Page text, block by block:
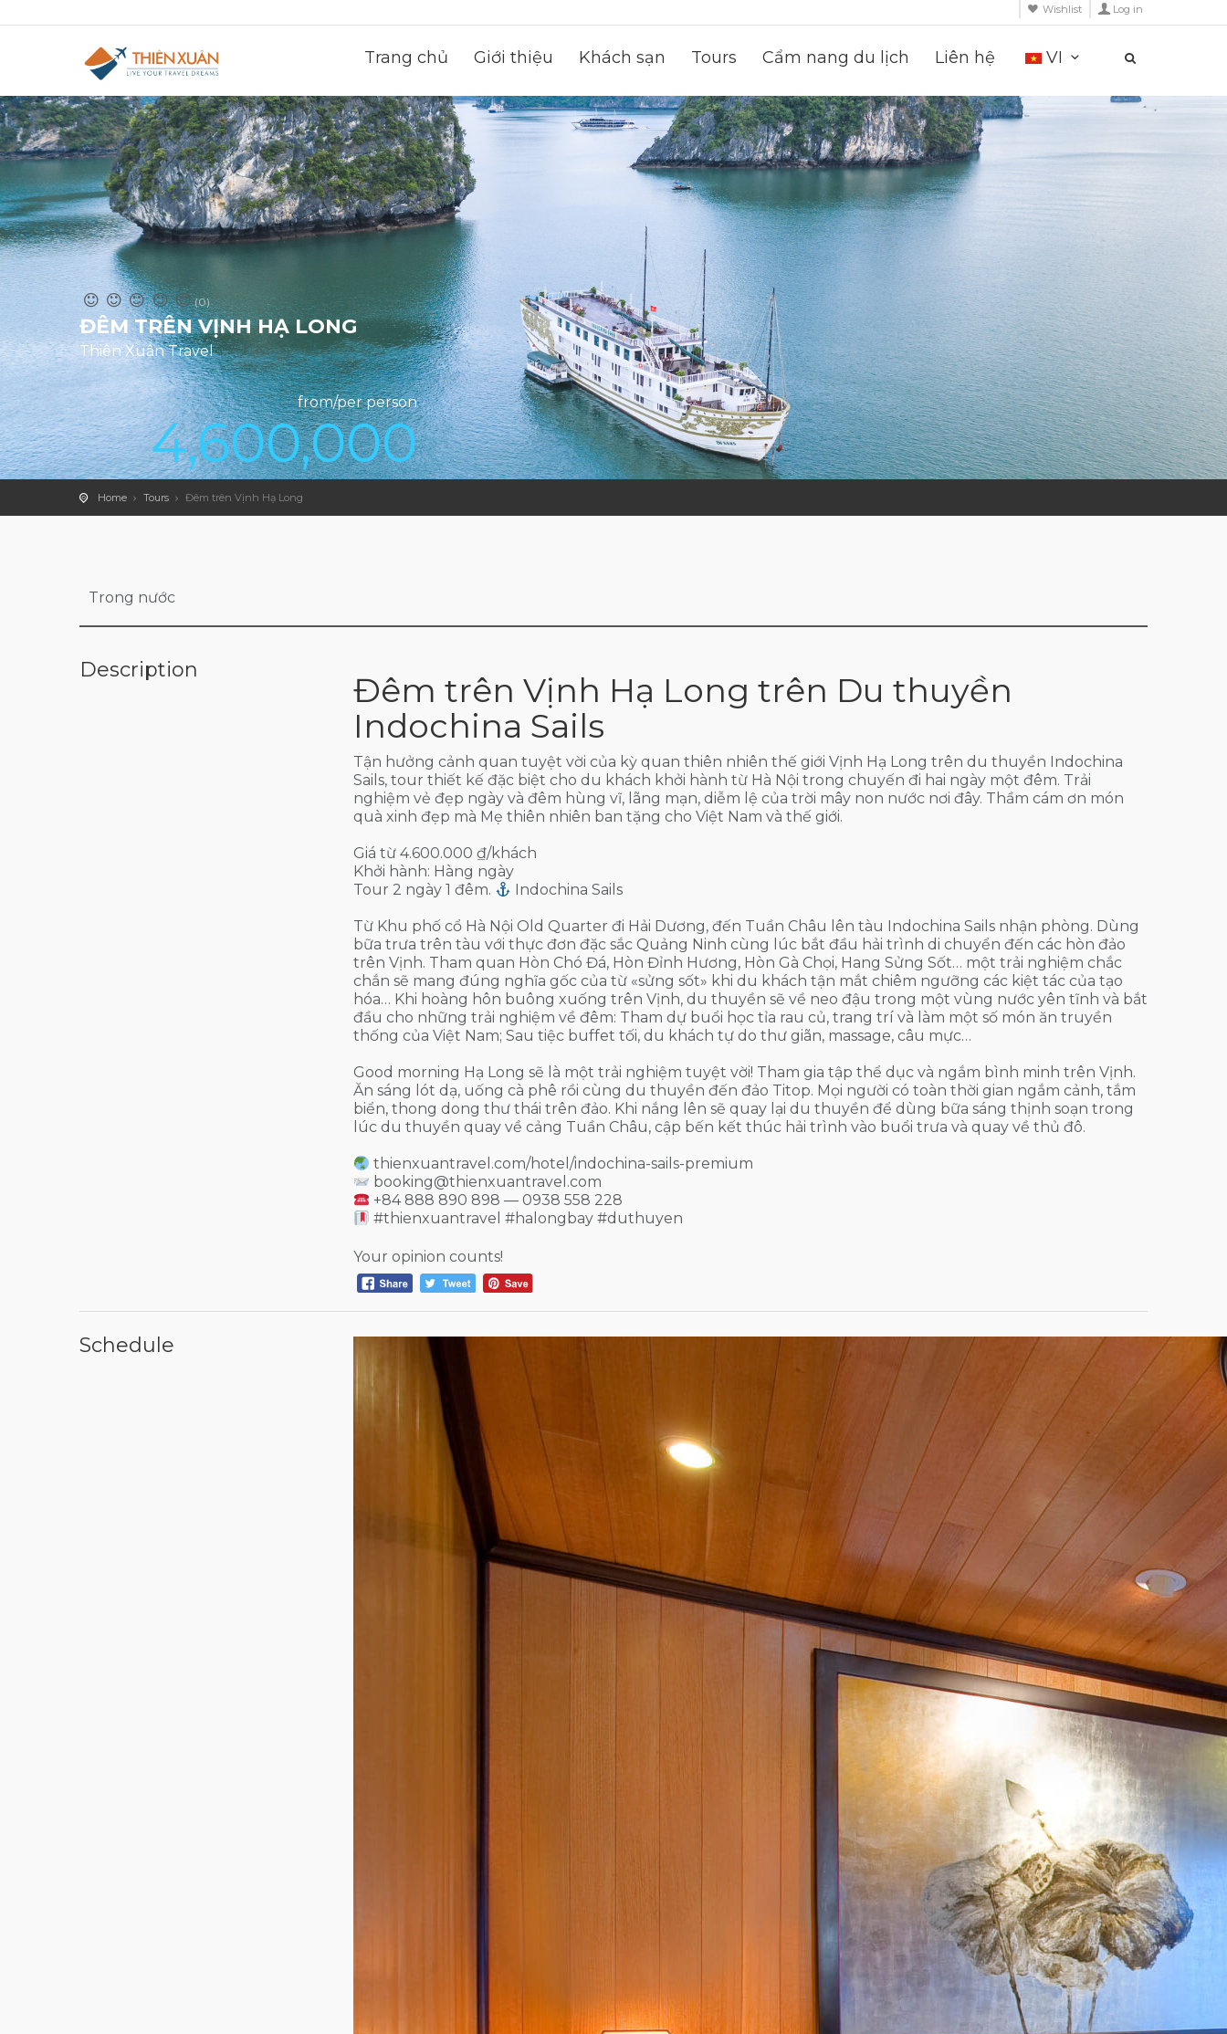
Wishlist Log in
Trang chủ Giới thiệu Khách sạn Tours Cẩm nang du lịch Liên hệ VI
(0)
ĐÊM TRÊN VỊNH HẠ LONG
Thiên Xuân Travel
from/per person
4,600,000
Home Tours Đêm trên Vịnh Hạ Long
Trong nước
Description
Đêm trên Vịnh Hạ Long trên Du thuyền
Indochina Sails
Tận hưởng cảnh quan tuyệt vời của kỳ quan thiên nhiên thế giới Vịnh Hạ Long trên du thuyền Indochina
Sails, tour thiết kế đặc biệt cho du khách khởi hành từ Hà Nội trong chuyến đi hai ngày một đêm. Trải
nghiệm vẻ đẹp ngày và đêm hùng vĩ, lãng mạn, diễm lệ của trời mây non nước nơi đây. Thầm cám ơn món
quà xinh đẹp mà Mẹ thiên nhiên ban tặng cho Việt Nam và thế giới.
Giá từ 4.600.000 ₫/khách
Khởi hành: Hàng ngày
Tour 2 ngày 1 đêm.
Indochina Sails
Từ Khu phố cổ Hà Nội Old Quarter đi Hải Dương, đến Tuần Châu lên tàu Indochina Sails nhận phòng. Dùng
bữa trưa trên tàu với thực đơn đặc sắc Quảng Ninh cùng lúc bắt đầu hải trình di chuyển đến các hòn đảo
trên Vịnh. Tham quan Hòn Chó Đá, Hòn Đỉnh Hương, Hòn Gà Chọi, Hang Sửng Sốt… một trải nghiệm chắc
chắn sẽ mang đúng nghĩa gốc của từ «sửng sốt» khi du khách tận mắt chiêm ngưỡng các kiệt tác của tạo
hóa… Khi hoàng hôn buông xuống trên Vịnh, du thuyền sẽ về neo đậu trong một vùng nước yên tĩnh và bắt
đầu cho những trải nghiệm về đêm: Tham dự buổi học tỉa rau củ, trang trí và làm một số món ăn truyền
thống của Việt Nam; Sau tiệc buffet tối, du khách tự do thư giãn, massage, câu mực…
Good morning Hạ Long sẽ là một trải nghiệm tuyệt vời! Tham gia tập thể dục và ngắm bình minh trên Vịnh.
Ăn sáng lót dạ, uống cà phê rồi cùng du thuyền đến đảo Titop. Mọi người có toàn thời gian ngắm cảnh, tắm
biển, thong dong thư thái trên đảo. Khi nắng lên sẽ quay lại du thuyền để dùng bữa sáng thịnh soạn trong
lúc du thuyền quay về cảng Tuần Châu, cập bến kết thúc hải trình vào buổi trưa và quay về thủ đô.
thienxuantravel.com/hotel/indochina-sails-premium
booking@thienxuantravel.com
+84 888 890 898 — 0938 558 228
#thienxuantravel #halongbay #duthuyen
Your opinion counts!
Schedule